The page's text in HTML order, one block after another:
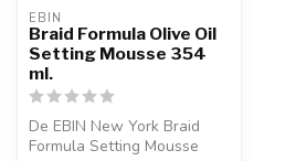
EBIN
Braid Formula Olive Oil
Setting Mousse 354
ml.
De EBIN New York Braid
Formula Setting Mousse